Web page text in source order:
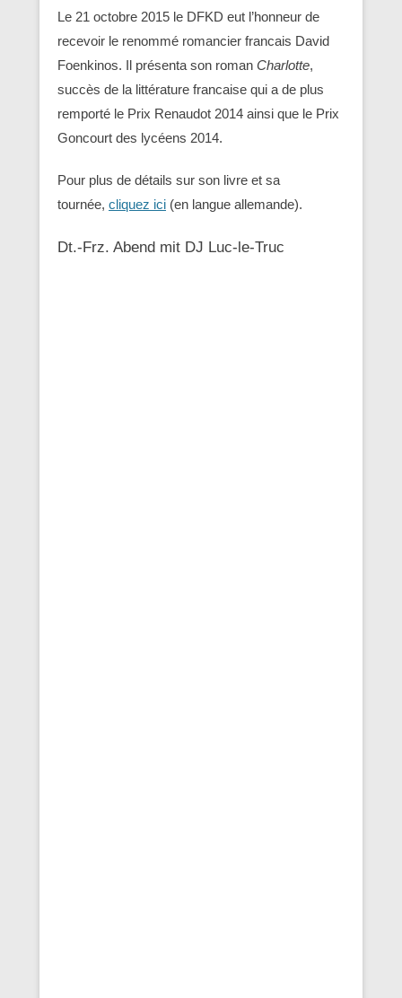
Le 21 octobre 2015 le DFKD eut l’honneur de
recevoir le renommé romancier francais David
Foenkinos. Il présenta son roman Charlotte,
succès de la littérature francaise qui a de plus
remporté le Prix Renaudot 2014 ainsi que le Prix
Goncourt des lycéens 2014.
Pour plus de détails sur son livre et sa
tournée, cliquez ici (en langue allemande).
Dt.-Frz. Abend mit DJ Luc-le-Truc